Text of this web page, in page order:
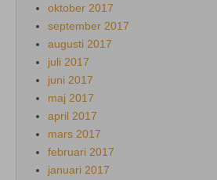
oktober 2017
september 2017
augusti 2017
juli 2017
juni 2017
maj 2017
april 2017
mars 2017
februari 2017
januari 2017